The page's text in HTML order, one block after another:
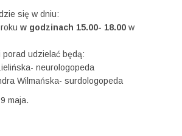
się w dniu:
roku w godzinach 15.00- 18.00 w
porad udzielać będą:
neurologopeda
Wilmańska- surdologopeda
maja.